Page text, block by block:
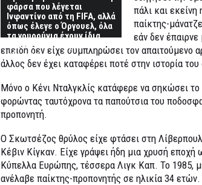
φάρσα που λέγεται
Ινφαντίνο από τη FIFA, αλλά
όπως έλεγε ο Όργουελ, όλα
τα γουρούνια έχουν ίδια
φάτσα όταν παίρνουν
εξουσία!
πάλι και
παίκτης-
εάν δεν έπαιρνε
επειδή δεν είχε συμπληρώσει τον απαιτούμενο
άλλος δεν έχει καταφέρει ποτέ στην ιστορία
Μόνο ο Κένι Νταλγκλίς κατάφερε να σηκώσει το
φορώντας ταυτόχρονα τα παπούτσια του
προπονητή.
Ο Σκωτσέζος θρύλος είχε φτάσει στη Λίβερπουλ
Κέβιν Κίγκαν. Είχε γράψει ήδη μια χρυσή εποχή
Κύπελλα Ευρώπης, τέσσερα Λιγκ Καπ. Το 1985,
ανέλαβε παίκτης-προπονητής σε ηλικία 34 ετών.